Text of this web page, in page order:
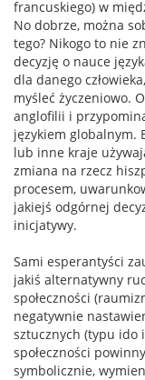
francuskiego) w
No dobrze, można
tego? Nikogo to nie
decyzję o nauce
dla danego
myśleć życzeniowo.
anglofilii i
językiem globalnym.
lub inne kraje
zmiana na rzecz
procesem,
jakiejś odgórnej
inicjatywy.
Sami esperantyści
jakiś alternatywny
społeczności
negatywnie
sztucznych (typu ido
społeczności
symbolicznie,